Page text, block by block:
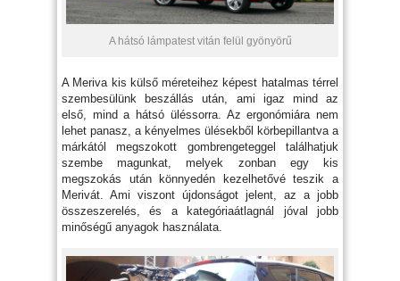
A hátsó lámpatest vitán felül gyönyörű
A Meriva kis külső méreteihez képest hatalmas térrel
szembesülünk beszállás után, ami igaz mind az
első, mind a hátsó üléssorra. Az ergonómiára nem
lehet panasz, a kényelmes ülésekből körbepillantva a
márkától megszokott gombrengeteggel találhatjuk
szembe magunkat, melyek zonban egy kis
megszokás után könnyedén kezelhetővé teszik a
Merivát. Ami viszont újdonságot jelent, az a jobb
összeszerelés, és a kategóriaátlagnál jóval jobb
minőségű anyagok használata.